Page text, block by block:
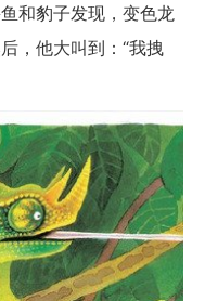
和豹子发现，变色龙
，他大叫到：“我拽